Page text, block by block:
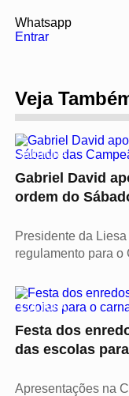
Whatsapp
Entrar
Veja
CULTURA
Gabriel David
ordem do
Presidente da
regulamento para o
CULTURA
Festa dos
das escolas
Apresentações na